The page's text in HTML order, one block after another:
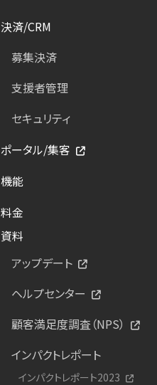
決済/CRM
募集決済
支援者管理
セキュリティ
ポータル/集客
機能
料金
資料
アップデート
ヘルプセンター
顧客満足度調査（NPS）
インパクトレポート
インパクトレポート2023